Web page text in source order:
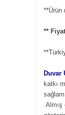
**Ürün
**
Duvar
katkı
Almış